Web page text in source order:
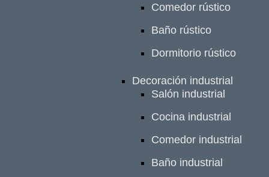
Comedor rústico
Baño rústico
Dormitorio rústico
Decoración industrial
Salón industrial
Cocina industrial
Comedor industrial
Baño industrial